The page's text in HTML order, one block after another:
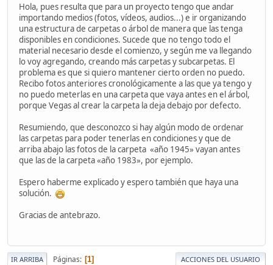
Hola, pues resulta que para un proyecto tengo que andar
importando medios (fotos, vídeos, audios...) e ir organizando
una estructura de carpetas o árbol de manera que las tenga
disponibles en condiciones. Sucede que no tengo todo el
material necesario desde el comienzo, y según me va llegando
lo voy agregando, creando más carpetas y subcarpetas. El
problema es que si quiero mantener cierto orden no puedo.
Recibo fotos anteriores cronológicamente a las que ya tengo y
no puedo meterlas en una carpeta que vaya antes en el árbol,
porque Vegas al crear la carpeta la deja debajo por defecto.
Resumiendo, que desconozco si hay algún modo de ordenar
las carpetas para poder tenerlas en condiciones y que de
arriba abajo las fotos de la carpeta «año 1945» vayan antes
que las de la carpeta «año 1983», por ejemplo.
Espero haberme explicado y espero también que haya una
solución.
Gracias de antebrazo.
IR ARRIBA Páginas 1 ACCIONES DEL USUARIO